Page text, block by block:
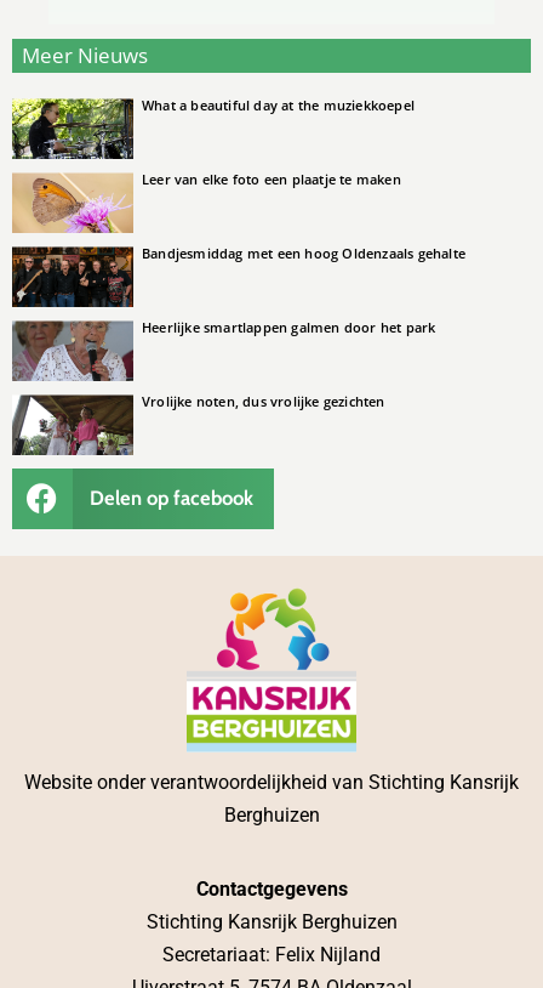
Meer Nieuws
What a beautiful day at the muziekkoepel
Leer van elke foto een plaatje te maken
Bandjesmiddag met een hoog Oldenzaals gehalte
Heerlijke smartlappen galmen door het park
Vrolijke noten, dus vrolijke gezichten
Delen op facebook
Website onder verantwoordelijkheid van Stichting Kansrijk
Berghuizen
Contactgegevens
Stichting Kansrijk Berghuizen
Secretariaat: Felix Nijland